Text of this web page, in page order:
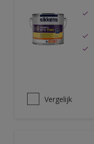
Vergelijk